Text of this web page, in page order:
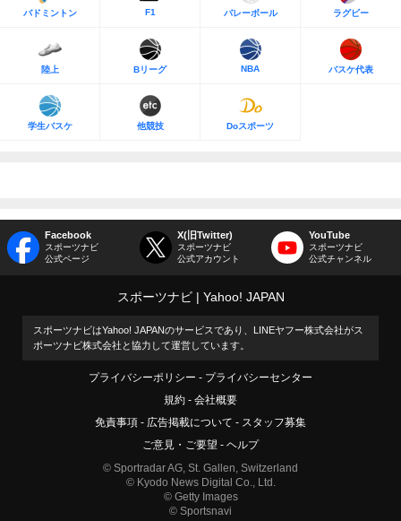
バドミントン F1 バレーボール ラグビー
陸上 Bリーグ NBA バスケ代表
学生バスケ 他競技 Doスポーツ
Facebook
スポーツナビ
公式ページ
X(旧Twitter)
スポーツナビ
公式アカウント
YouTube
スポーツナビ
公式チャンネル
スポーツナビ Yahoo! JAPAN
スポーツナビはYahoo! JAPANのサービスであり、LINEヤフー株式会社がス
ポーツナビ株式会社と協力して運営しています。
プライバシーポリシー
プライバシーセンター
規約
会社概要
免責事項
広告掲載について
スタッフ募集
ご意見・ご要望
ヘルプ
© Sportradar AG, St. Gallen, Switzerland
© Kyodo News Digital Co., Ltd.
© Getty Images
© Sportsnavi